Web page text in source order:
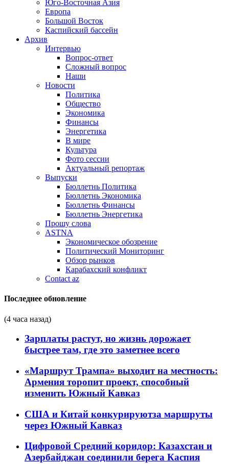
Юго-Восточная Азия
Европа
Большой Восток
Каспийский бассейн
Архив
Интервью
Вопрос-ответ
Сложный вопрос
Наши
Новости
Политика
Общество
Экономика
Финансы
Энергетика
В мире
Культура
Фото сессии
Актуальный репортаж
Выпуски
Бюллетнь Политика
Бюллетнь Экономика
Бюллетнь Финансы
Бюллетнь Энергетика
Прошу слова
ASTNA
Экономическое обозрение
Политический Мониторинг
Обзор рынков
Карабахский конфликт
Contact az
Последнее обновление
(4 часа назад)
Зарплаты растут, но жизнь дорожает
быстрее там, где это заметнее всего
«Маршрут Трампа» выходит на местность:
Армения торопит проект, способный
изменить Южный Кавказ
США и Китай конкурируютза маршруты
через Южный Кавказ
Цифровой Средний коридор: Казахстан и
Азербайджан соединили берега Каспия